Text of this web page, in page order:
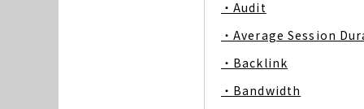
・Audit
・Average Session
・Backlink
・Bandwidth